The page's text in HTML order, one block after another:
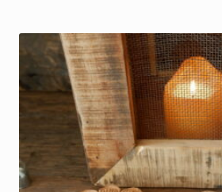
was:
€59.00.